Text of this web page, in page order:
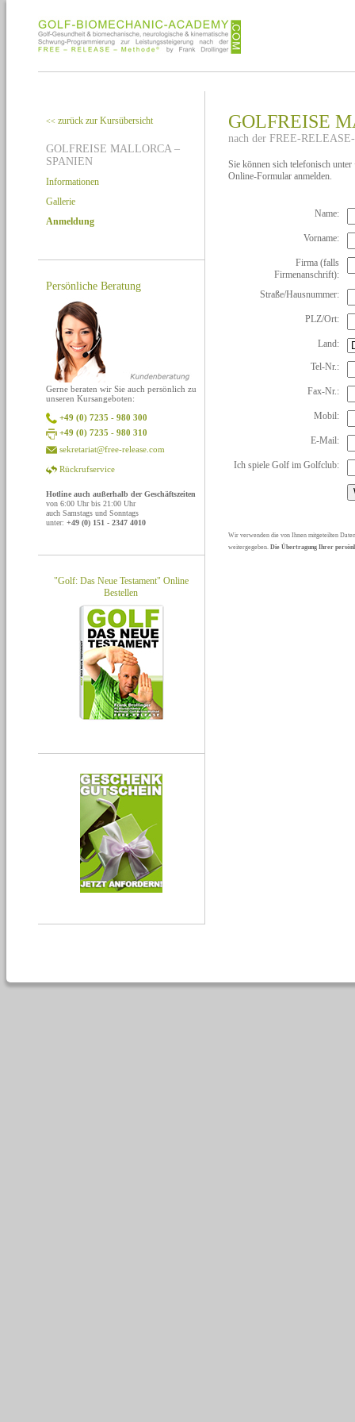
<< zurück zur Kursübersicht
GOLFREISE MALLORCA –
SPANIEN
Informationen
Gallerie
Anmeldung
Persönliche Beratung
Gerne beraten wir Sie auch persönlich zu
unseren Kursangeboten:
+49 (0) 7235 - 980 300
+49 (0) 7235 - 980 310
sekretariat@free-release.com
Rückrufservice
Hotline auch außerhalb der Geschäftszeiten
von 6:00 Uhr bis 21:00 Uhr
auch Samstags und Sonntags
unter: +49 (0) 151 - 2347 4010
"Golf: Das Neue Testament" Online
Bestellen
GOLFREISE
nach der FREE-
Sie können sich telefonisch
Online-Formular anmelden.
Name:
Vorname:
Firma (falls
Firmenanschrift):
Straße/Hausnummer:
PLZ/Ort:
Land:
Tel-Nr.:
Fax-Nr.:
Mobil:
E-Mail:
Ich spiele Golf im Golfclub:
Wir verwenden die von Ihnen mitgeteilten
weitergegeben. Die Übertragung Ihrer